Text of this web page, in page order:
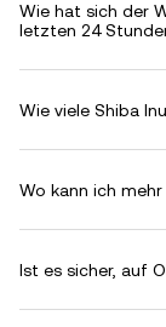
Wie hat sich der
letzten 24
Wie viele Shiba
Wo kann ich
Ist es sicher, auf